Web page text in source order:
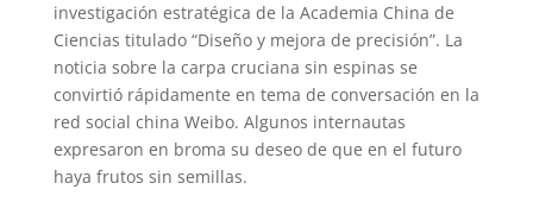
investigación estratégica de la Academia China de
Ciencias titulado “Diseño y mejora de precisión”. La
noticia sobre la carpa cruciana sin espinas se
convirtió rápidamente en tema de conversación en la
red social china Weibo. Algunos internautas
expresaron en broma su deseo de que en el futuro
haya frutos sin semillas.